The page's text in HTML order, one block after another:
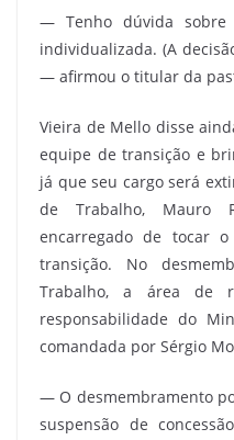
— Tenho dúvida
individualizada. (A
— afirmou o titular da
Vieira de Mello disse
equipe de transição e
já que seu cargo será
de Trabalho, Mauro
encarregado de tocar
transição. No
Trabalho, a área de
responsabilidade do
comandada por Sérgio
— O desmembramento
suspensão de